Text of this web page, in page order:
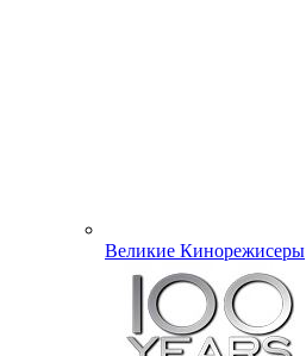
Великие Кинорежисеры